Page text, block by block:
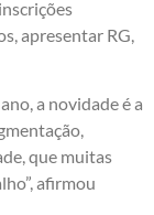
apresentar RG,
a novidade é a
que muitas
afirmou